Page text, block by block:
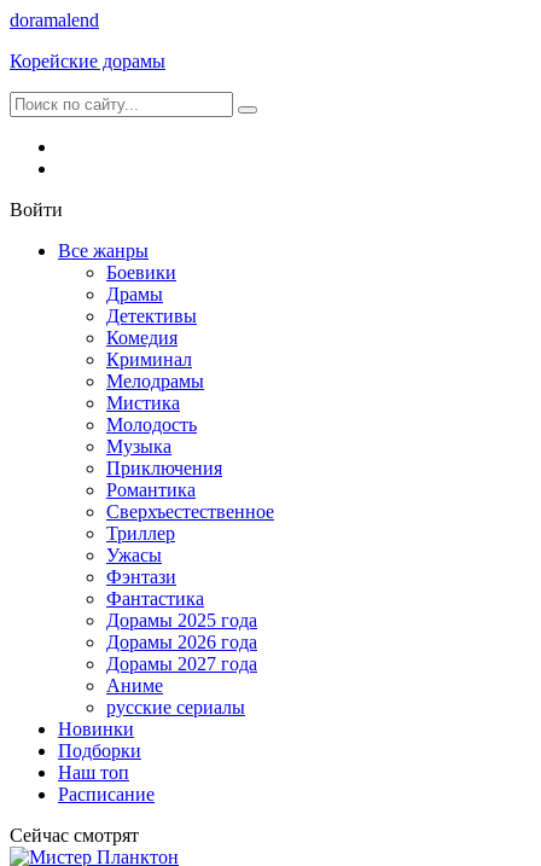
doramalend
Корейские дорамы
Войти
Все жанры
Боевики
Драмы
Детективы
Комедия
Криминал
Мелодрамы
Мистика
Молодость
Музыка
Приключения
Романтика
Сверхъестественное
Триллер
Ужасы
Фэнтази
Фантастика
Дорамы 2025 года
Дорамы 2026 года
Дорамы 2027 года
Аниме
русские сериалы
Новинки
Подборки
Наш топ
Расписание
Сейчас смотрят